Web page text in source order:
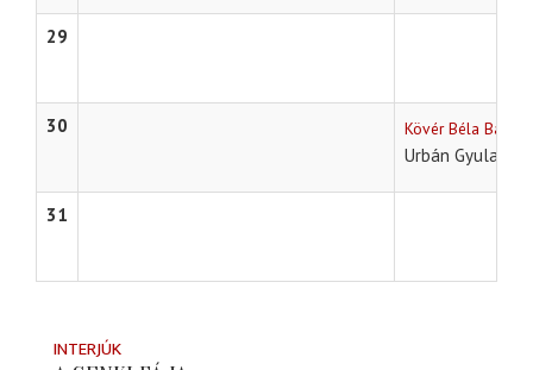
29
30 Kövér Béla
Urbán Gyula
31
INTERJÚK